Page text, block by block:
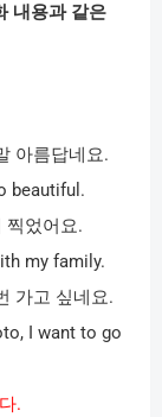
내용과 같은
아름답네요.
beautiful.
찍었어요.
my family.
가고 싶네요.
I want to go
.